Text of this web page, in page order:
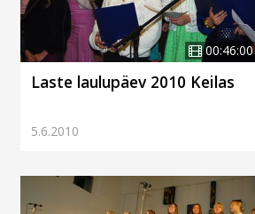
00:46:00
Laste laulupäev 2010 Keilas
5.6.2010